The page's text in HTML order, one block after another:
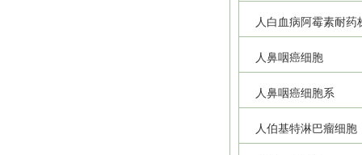
人白血病阿霉素耐药
人鼻咽癌细胞
人鼻咽癌细胞系
人伯基特淋巴瘤细胞